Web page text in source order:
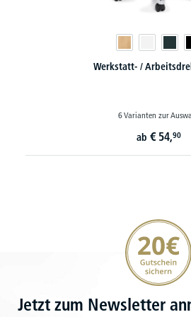
Werkstatt- /
6 Varianten zur
ab € 54,90
20€ Gutschein
Jetzt zum Newsletter